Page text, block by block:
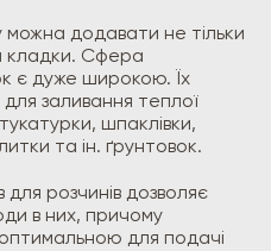
можна додавати не тільки
кладки. Сфера
є дуже широкою. Їх
для заливання теплої
шпаклівки,
та ін. ґрунтовок.
розчинів дозволяє
в них, причому
для подачі